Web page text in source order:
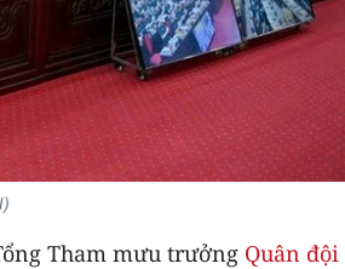
Tham mưu trưởng Quân đội